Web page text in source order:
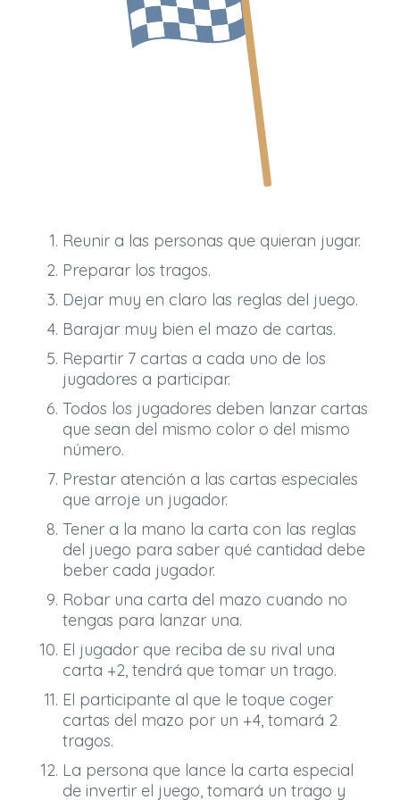
Reunir a las personas que quieran jugar.
Preparar los tragos.
Dejar muy en claro las reglas del juego.
Barajar muy bien el mazo de cartas.
Repartir 7 cartas a cada uno de los
jugadores a participar.
Todos los jugadores deben lanzar cartas
que sean del mismo color o del mismo
número.
Prestar atención a las cartas especiales
que arroje un jugador.
Tener a la mano la carta con las reglas
del juego para saber qué cantidad debe
beber cada jugador.
Robar una carta del mazo cuando no
tengas para lanzar una.
El jugador que reciba de su rival una
carta +2, tendrá que tomar un trago.
El participante al que le toque coger
cartas del mazo por un +4, tomará 2
tragos.
La persona que lance la carta especial
de invertir el juego, tomará un trago y